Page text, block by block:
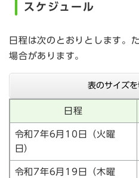
スケジュール
日程は次のとおりとします。
場合があります。
表のサイズ
日程
令和7年6月10日（火曜
日）
令和7年6月19日（木曜